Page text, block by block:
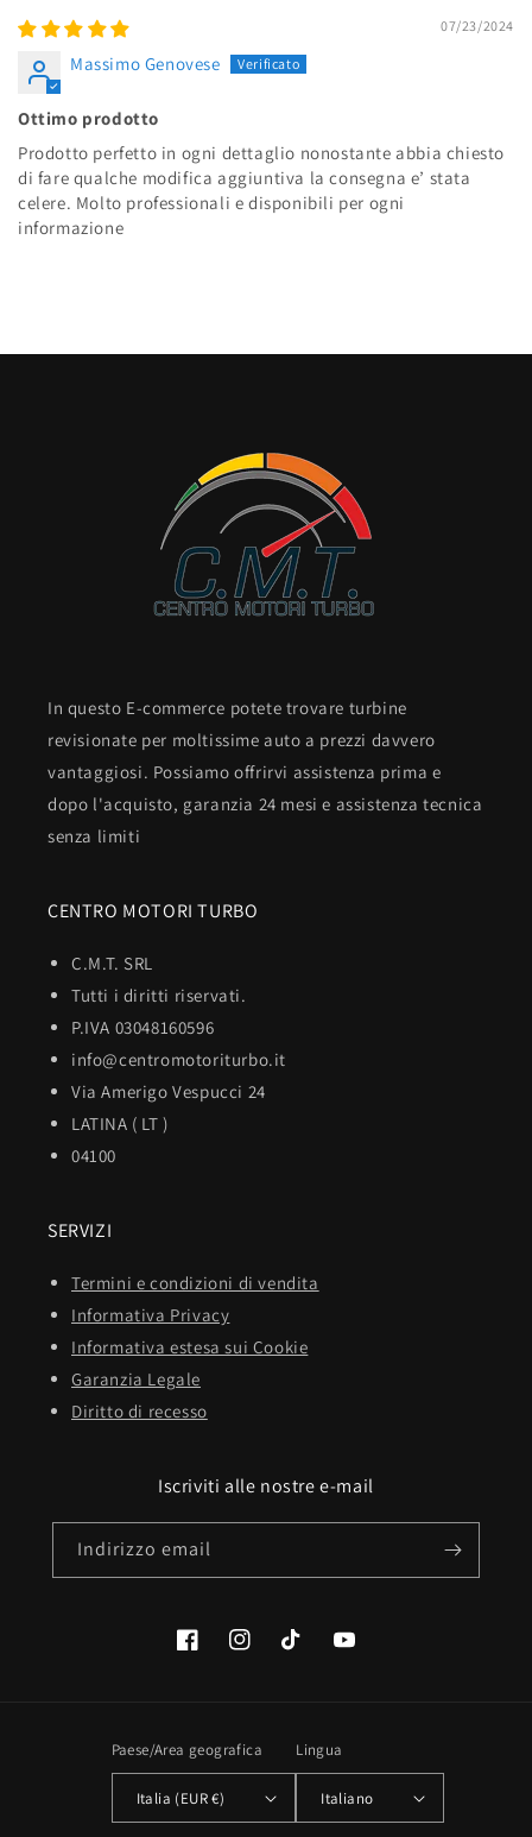
07/23/2024
Massimo Genovese
Ottimo prodotto
Prodotto perfetto in ogni dettaglio nonostante abbia chiesto
di fare qualche modifica aggiuntiva la consegna e’ stata
celere. Molto professionali e disponibili per ogni
informazione
In questo E-commerce potete trovare turbine
revisionate per moltissime auto a prezzi davvero
vantaggiosi. Possiamo offrirvi assistenza prima e
dopo l'acquisto, garanzia 24 mesi e assistenza tecnica
senza limiti
CENTRO MOTORI TURBO
C.M.T. SRL
Tutti i diritti riservati.
P.IVA 03048160596
info@centromotoriturbo.it
Via Amerigo Vespucci 24
LATINA ( LT )
04100
SERVIZI
Termini e condizioni di vendita
Informativa Privacy
Informativa estesa sui Cookie
Garanzia Legale
Diritto di recesso
Iscriviti alle nostre e-mail
Indirizzo email
FacebookInstagramTikTok YouTube
Paese/Area geografica
Italia (EUR €)
Lingua
Italiano